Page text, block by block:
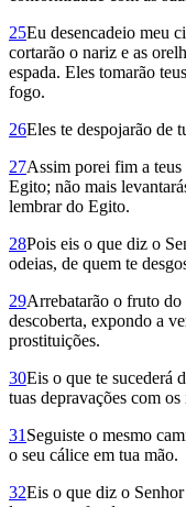
25Eu desencadeio meu
cortarão o nariz e as
espada. Eles tomarão
fogo.
26Eles te despojarão de
27Assim porei fim a teus
Egito; não mais
lembrar do Egito.
28Pois eis o que diz o
odeias, de quem te
29Arrebatarão o fruto do
descoberta, expondo a
prostituições.
30Eis o que te sucederá
tuas depravações com os
31 Seguiste o mesmo
o seu cálice em tua mão.
32Eis o que diz o